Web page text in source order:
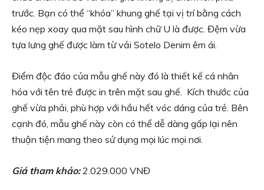
trước. Bạn có thể “khóa” khung ghế tại vị trí bằng cách
kéo nẹp xoay qua mặt sau hình chữ U là được. Đệm vừa
tựa lưng ghế được làm từ vải Sotelo Denim êm ái.
Điểm độc đáo của mẫu ghế này đó là thiết kế cá nhân
hóa với tên trẻ được in trên mặt sau ghế. Kích thước của
ghế vừa phải, phù hợp với hầu hết vóc dáng của trẻ. Bên
cạnh đó, mẫu ghế này còn có thể dễ dàng gấp lại nên
thuận tiện mang theo sử dụng mọi lúc mọi nơi.
Giá tham khảo:2.029.000 VNĐ